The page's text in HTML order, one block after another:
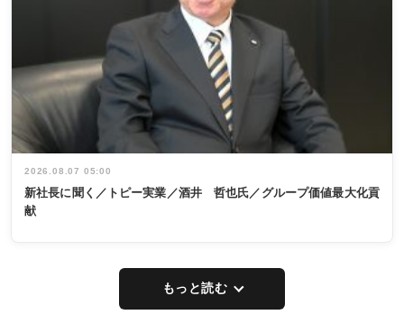
2026.08.07 05:00
新社長に聞く／トピー実業／酒井 哲也氏／グループ価値最大化貢
献
もっと読む